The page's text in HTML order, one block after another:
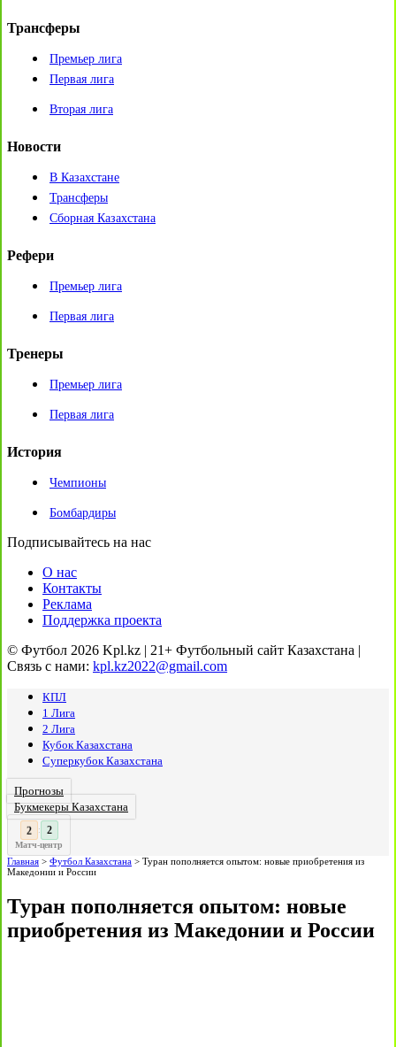
Трансферы
Премьер лига
Первая лига
Вторая лига
Новости
В Казахстане
Трансферы
Сборная Казахстана
Рефери
Премьер лига
Первая лига
Тренеры
Премьер лига
Первая лига
История
Чемпионы
Бомбардиры
Подписывайтесь на нас
О нас
Контакты
Реклама
Поддержка проекта
© Футбол 2026 Kpl.kz | 21+ Футбольный сайт Казахстана |
Связь с нами: kpl.kz2022@gmail.com
КПЛ
1 Лига
2 Лига
Кубок Казахстана
Суперкубок Казахстана
Прогнозы
Букмекеры Казахстана
3 : 2
Матч-центр
Главная > Футбол Казахстана > Туран пополняется опытом: новые приобретения из
Македонии и России
Туран пополняется опытом: новые
приобретения из Македонии и России